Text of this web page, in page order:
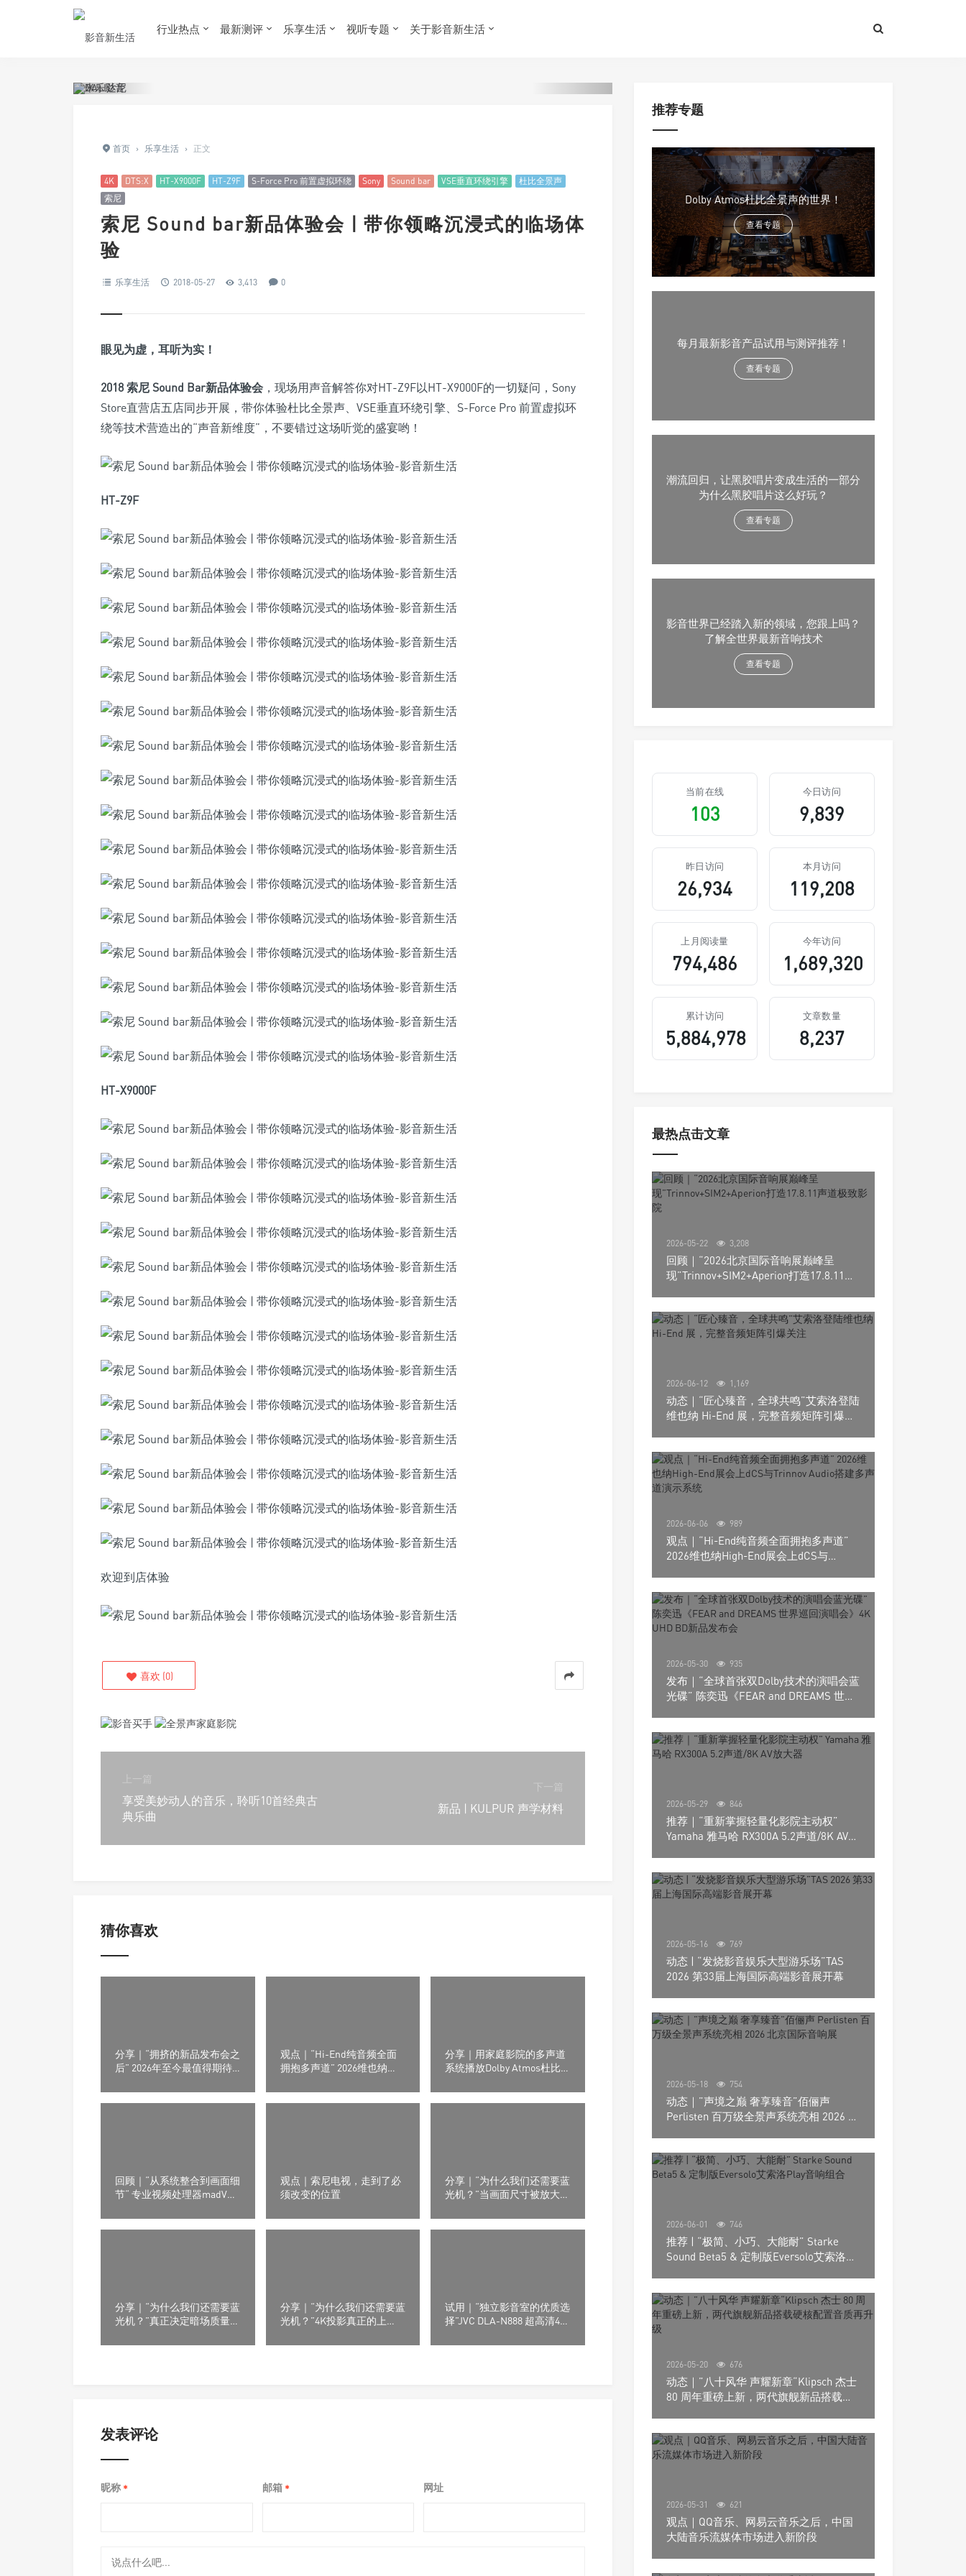
行业热点 最新测评 乐享生活 视听专题 关于影音新生活
首页 › 乐享生活 › 正文
4K DTS:X HT-X9000F HT-Z9F S-Force Pro 前置虚拟环绕 Sony Sound bar VSE垂直环绕引擎
杜比全景声
索尼
索尼 Sound bar新品体验会 | 带你领略沉浸式的临场体
验
乐享生活 2018-05-27 3,413 0
眼见为虚，耳听为实！
2018 索尼 Sound Bar新品体验会 ，现场用声音解答你对HT-Z9F以HT-X9000F的一切疑问，Sony
Store直营店五店同步开展，带你体验杜比全景声、VSE垂直环绕引擎、S-Force Pro 前置虚拟环
绕等技术营造出的“声音新维度”，不要错过这场听觉的盛宴哟！
HT-Z9F
HT-X9000F
欢迎到店体验
喜欢 (0)
上一篇
享受美妙动人的音乐，聆听10首经典古
典乐曲
下一篇
新品 | KULPUR 声学材料
猜你喜欢
分享｜“拥挤的新品发布会之
后” 2026年至今最值得期待
观点｜“Hi-End纯音频全面
拥抱多声道” 2026维也纳
Trinnov Audio搭建多声道演
分享｜用家庭影院的多声道
系统播放Dolby Atmos杜比
回顾｜“从系统整合到画面细
节“ 专业视频处理器madVR
观点｜索尼电视，走到了必
须改变的位置
分享｜“为什么我们还需要蓝
光机？”当画面尺寸被放大，
分享｜“为什么我们还需要蓝
光机？”真正决定暗场质量
分享｜“为什么我们还需要蓝
光机？”4K投影真正的上
试用｜“独立影音室的优质选
择”JVC DLA-N888 超高清4K
发表评论
昵称 * 邮箱 * 网址
推荐专题
Dolby Atmos杜比全景声的世界！
查看专题
每月最新影音产品试用与测评推荐！
查看专题
潮流回归，让黑胶唱片变成生活的一部分
为什么黑胶唱片这么好玩？
查看专题
影音世界已经踏入新的领域，您跟上吗？
了解全世界最新音响技术
查看专题
当前在线
103
今日访问
9,839
昨日访问
26,934
本月访问
119,208
上月阅读量
794,486
今年访问
1,689,320
累计访问
5,884,978
文章数量
8,237
最热点击文章
2026-05-22 3,208
回顾｜“2026北京国际音响展巅峰呈
现”Trinnov+SIM2+Aperion打造17.8.11声
2026-06-12 1,169
动态｜“匠心臻音，全球共鸣”艾索洛登陆
维也纳 Hi-End 展，完整音频矩阵引爆关
2026-06-06 989
观点｜“Hi-End纯音频全面拥抱多声道”
2026维也纳High-End展会上dCS与
2026-05-30 935
发布｜“全球首张双Dolby技术的演唱会蓝
光碟” 陈奕迅《FEAR and DREAMS 世界
2026-05-29 846
推荐｜“重新掌握轻量化影院主动权”
Yamaha 雅马哈 RX300A 5.2声道/8K AV放
2026-05-16 769
动态 | “发烧影音娱乐大型游乐场”TAS
2026 第33届上海国际高端影音展开幕
2026-05-18 754
动态｜”声境之巅 奢享臻音”佰俪声
Perlisten 百万级全景声系统亮相 2026 北
2026-06-01 746
推荐 | “极简、小巧、大能耐” Starke
Sound Beta5 & 定制版Eversolo艾索洛
2026-05-20 676
动态｜”八十风华 声耀新章“Klipsch 杰士
80 周年重磅上新，两代旗舰新品搭载硬
2026-05-31 621
观点｜QQ音乐、网易云音乐之后，中国
大陆音乐流媒体市场进入新阶段